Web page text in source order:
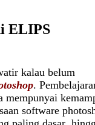
ELIPS
kalau belum
.
mempunyai
software